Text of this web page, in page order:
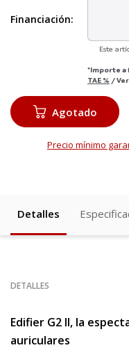
Financiación:
Este
*Importe a
TAE % /
Agotado
Precio mínimo
Detalles
DETALLES
Edifier G2 II, la
auriculares